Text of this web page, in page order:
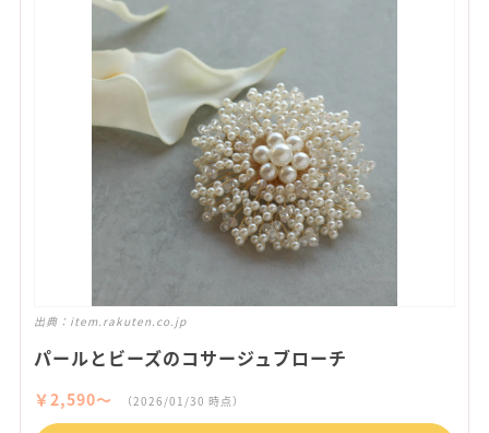
出典： item.rakuten.co.jp
パールとビーズのコサージュブローチ
￥2,590〜 （2026/01/30 時点）